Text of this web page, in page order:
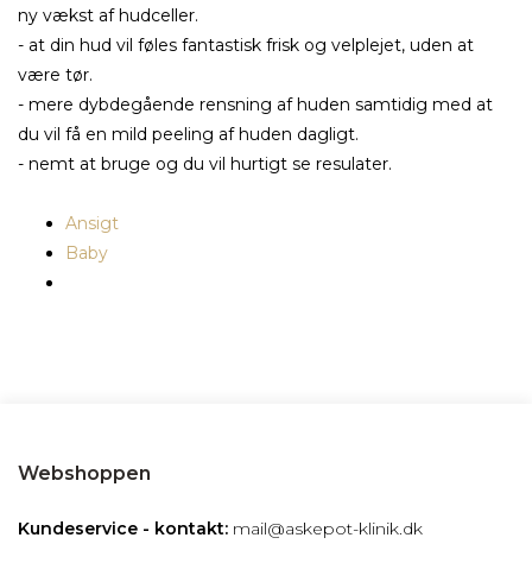
ny vækst af hudceller.
- at din hud vil føles fantastisk frisk og velplejet, uden at
være tør.
- mere dybdegående rensning af huden samtidig med at
du vil få en mild peeling af huden dagligt.
- nemt at bruge og du vil hurtigt se resulater.
Ansigt
Baby
Webshoppen
Kundeservice - kontakt: mail@askepot-klinik.dk